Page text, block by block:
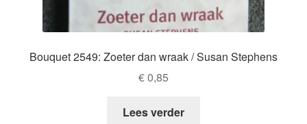
Bouquet 2549: Zoeter dan wraak / Susan Stephens
€0,85
Lees verder